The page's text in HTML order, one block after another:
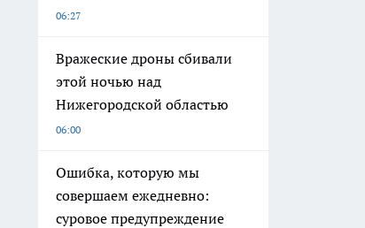
06:27
Вражеские дроны сбивали
этой ночью над
Нижегородской областью
06:00
Ошибка, которую мы
совершаем ежедневно:
суровое предупреждение